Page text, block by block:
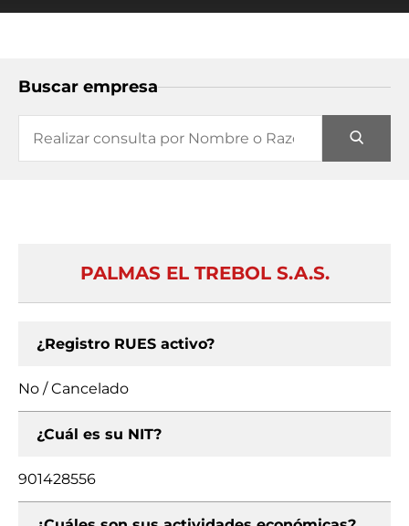
Buscar empresa
PALMAS EL TREBOL S.A.S.
¿Registro RUES activo?
No / Cancelado
¿Cuál es su NIT?
901428556